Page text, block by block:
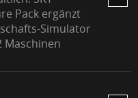
Pack ergänzt
Simulator
Maschinen